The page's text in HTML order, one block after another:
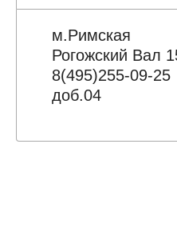
м.Римская
Рогожский Вал
8(495)255-09-25
доб.04